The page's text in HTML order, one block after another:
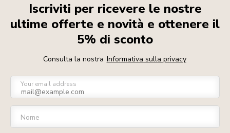
Iscriviti per ricevere le nostre
ultime offerte e novità e ottenere il
5% di sconto
Consulta la nostra Informativa sulla privacy
Your email address
Nome